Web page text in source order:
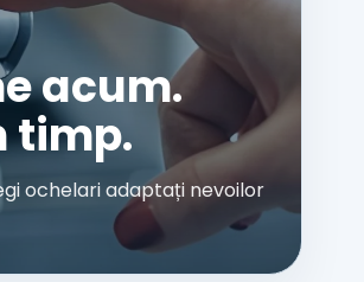
acum.
timp.
ochelari adaptați nevoilor